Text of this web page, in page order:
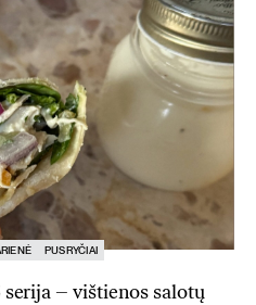
PUSRYČIAI
– vištienos salotų